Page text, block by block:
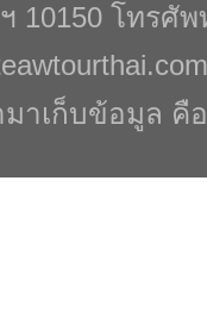
10150 โทรศั
าเก็บข้อมูล คือ